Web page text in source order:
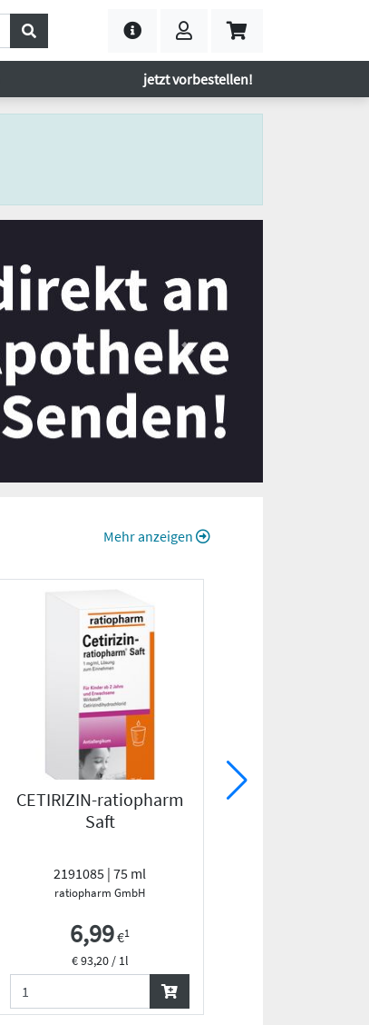
jetzt vorbestellen!
Next
Mehr anzeigen
CETIRIZIN-ratiopharm
Saft
2191085 | 75 ml
ratiopharm GmbH
6,99€1
€ 93,20 / 1l